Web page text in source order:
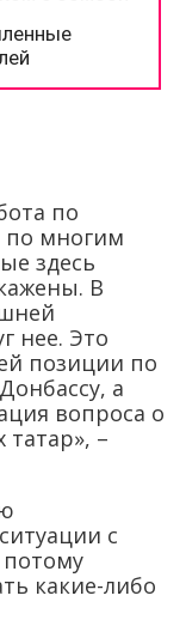
по
многим
здесь
В
нее. Это
позиции по
а
вопроса о
–
с
потому
какие-либо